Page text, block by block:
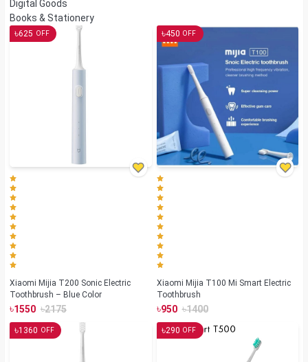
Digital Goods
Books & Stationery
৳625 OFF
Xiaomi Mijia T200 Sonic Electric
Toothbrush – Blue Color
৳1550 ৳2175
৳450 OFF
Xiaomi Mijia T100 Mi Smart Electric
Toothbrush
৳950 ৳1400
৳1360 OFF ৳290 OFF